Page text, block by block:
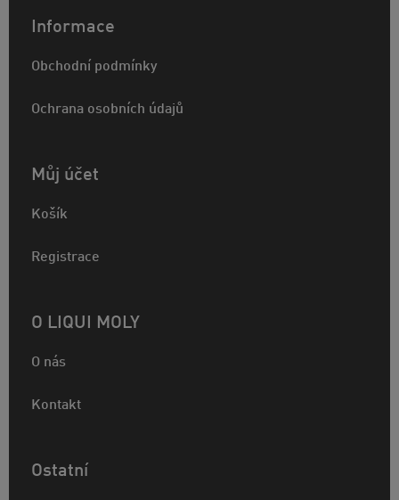
Informace
Obchodní podmínky
Ochrana osobních údajů
Můj účet
Košík
Registrace
O LIQUI MOLY
O nás
Kontakt
Ostatní